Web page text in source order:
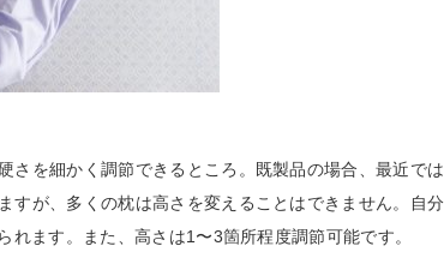
さを細かく調節できるところ。既製品の場合、最近では
すが、多くの枕は高さを変えることはできません。自分
ます。また、高さは1〜3箇所程度調節可能です。